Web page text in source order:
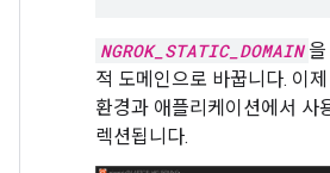
NGROK_STATIC_DOMAIN 을
적 도메인으로 바꿉니다. 이
환경과 애플리케이션에서 사
렉션됩니다.